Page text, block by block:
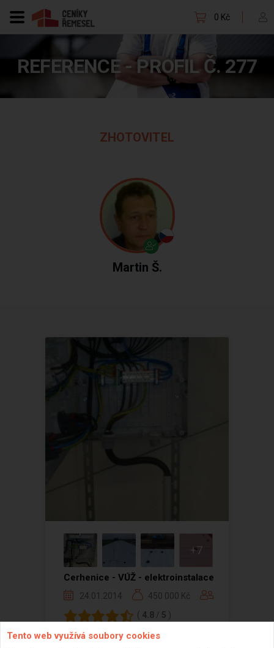
0 Kč
REFERENCE - PROFIL Č. 277
ZHOTOVITEL
Martin Š.
Cerhenice - VÚŽ - elektroinstalace
24.01.2014
450 000 Kč
( 4.8 / 5 )
+7
Tento web využívá soubory cookies